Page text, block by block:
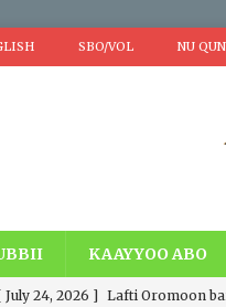
SBO/VOL NU
KAAYYOO ABO
July 24, 2026 ] Lafti Oromoon